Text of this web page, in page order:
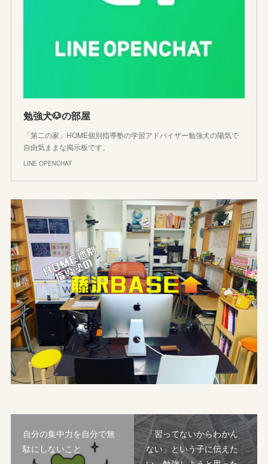
勉強犬🐶の部屋
「第二の家」HOME個別指導塾の学習アドバイザー勉強犬の陽気で
自由気ままな掲示板です。
LINE OPENCHAT
自分の集中力を自分で無
駄にしないこと
「習ってないからわかん
ない」という子に伝えた